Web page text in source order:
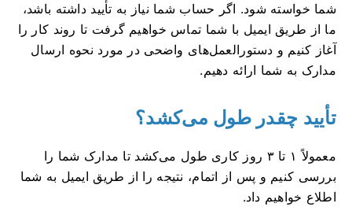
شما خواسته شود. اگر حساب شما نیاز به تأیید داشته باشد،
ما از طریق ایمیل با شما تماس خواهیم گرفت تا روند کار را
آغاز کنیم و دستورالعمل‌های واضحی در مورد نحوه ارسال
مدارک به شما ارائه دهیم.
تأیید چقدر طول می‌کشد؟
معمولاً ۱ تا ۳ روز کاری طول می‌کشد تا مدارک شما را
بررسی کنیم و پس از اتمام، نتیجه را از طریق ایمیل به شما
اطلاع خواهیم داد.